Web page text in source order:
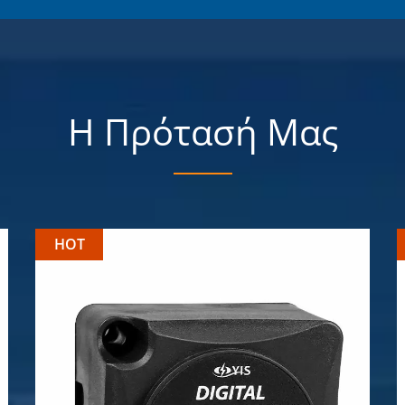
Η Πρότασή Μας
HOT